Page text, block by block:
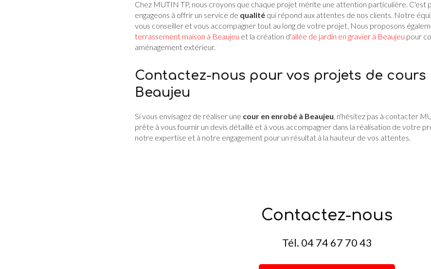
Chez MUTIN TP, nous croyons que chaque projet mérite une attention particulière. C'est
engageons à offrir un service de qualité qui répond aux attentes de nos clients. Notre
vous conseiller et vous accompagner tout au long de votre projet. Nous proposons
terrassement maison à Beaujeu et la création d'allée de jardin en gravier à Beaujeu pour
aménagement extérieur.
Contactez-nous pour vos projets de cours
Beaujeu
Si vous envisagez de réaliser une cour en enrobé à Beaujeu, n'hésitez pas à contacter
prête à vous fournir un devis détaillé et à vous accompagner dans la réalisation de votre
notre expertise et à notre engagement pour un résultat à la hauteur de vos attentes.
Contactez-nous
Tél. 04 74 67 70 43